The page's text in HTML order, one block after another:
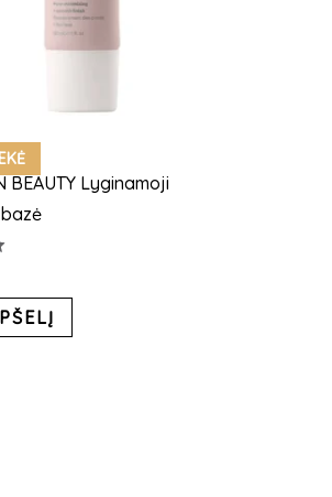
BEAUTY Lyginamoji